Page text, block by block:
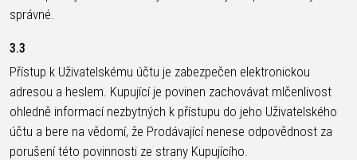
správné.
3.3
Přístup k Uživatelskému účtu je zabezpečen elektronickou
adresou a heslem. Kupující je povinen zachovávat mlčenlivost
ohledně informací nezbytných k přístupu do jeho Uživatelského
účtu a bere na vědomí, že Prodávající nenese odpovědnost za
porušení této povinnosti ze strany Kupujícího.